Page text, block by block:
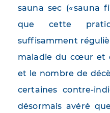
sauna sec (« sauna
que cette
suffisamment
maladie du cœur et
et le nombre de
certaines contre-
désormais avéré